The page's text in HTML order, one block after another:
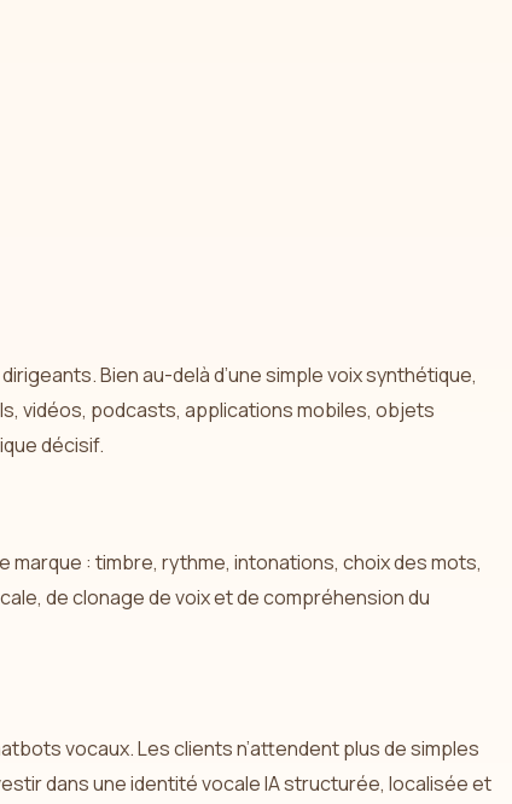
Bien au-delà d’une simple voix synthétique,
vidéos, podcasts, applications mobiles, objets
décisif.
marque : timbre, rythme, intonations, choix des mots,
de clonage de voix et de compréhension du
vocaux. Les clients n’attendent plus de simples
dans une identité vocale IA structurée, localisée et